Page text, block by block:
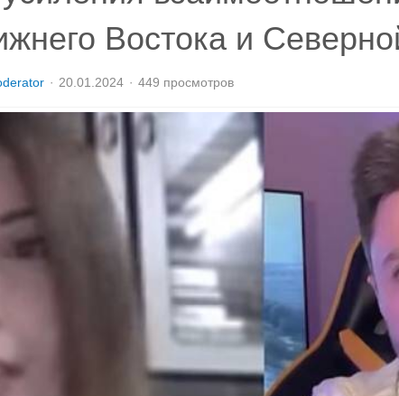
Востока и
20.01.2024 449 просмотров